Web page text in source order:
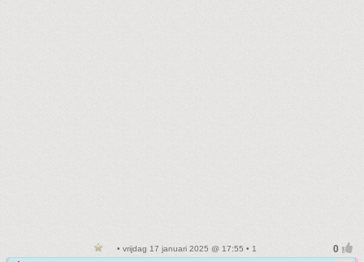
• vrijdag 17 januari 2025 @ 17:55 • 1